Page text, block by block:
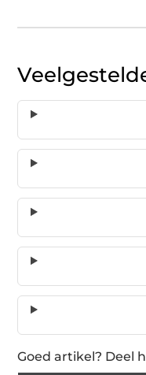
Goed artikel? Deel